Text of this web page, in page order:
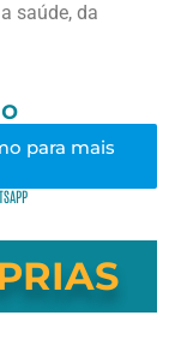
saúde, da
para mais